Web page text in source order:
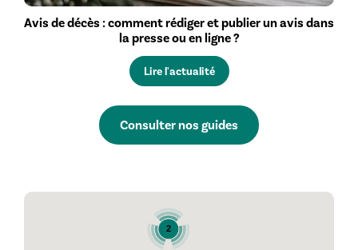
Consulter nos guides
Avis de décès : comment rédiger et publier un avis dans
la presse ou en ligne ?
Lire l'actualité
2